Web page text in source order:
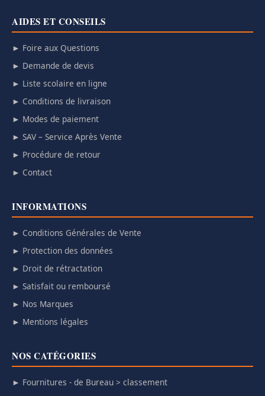
AIDES ET CONSEILS
► Foire aux Questions
► Demande de devis
► Liste scolaire en ligne
► Conditions de livraison
► Modes de paiement
► SAV – Service Après Vente
► Procédure de retour
► Contact
INFORMATIONS
► Conditions Générales de Vente
► Protection des données
► Droit de rétractation
► Satisfait ou remboursé
► Nos Marques
► Mentions légales
NOS CATÉGORIES
► Fournitures - de Bureau > classement